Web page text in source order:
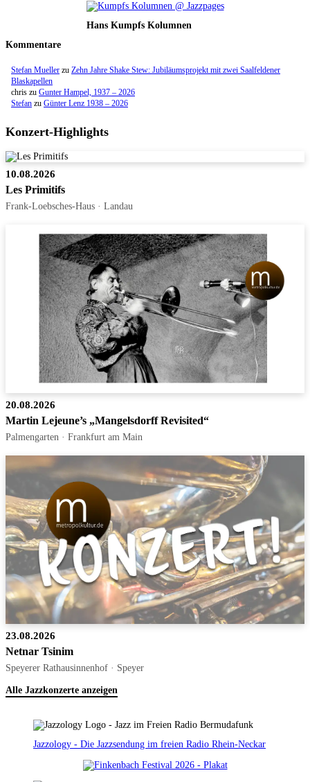
Hans Kumpfs Kolumnen
Kommentare
Stefan Mueller zu Zehn Jahre Shake Stew: Jubiläumsprojekt mit zwei Saalfeldener
Blaskapellen
chris zu Gunter Hampel, 1937 – 2026
Stefan zu Günter Lenz 1938 – 2026
Konzert-Highlights
10.08.2026
Les Primitifs
Frank-Loebsches-Haus · Landau
20.08.2026
Martin Lejeune’s „Mangelsdorff Revisited“
Palmengarten · Frankfurt am Main
23.08.2026
Netnar Tsinim
Speyerer Rathausinnenhof · Speyer
Alle Jazzkonzerte anzeigen
Jazzology - Die Jazzsendung im freien Radio Rhein-Neckar